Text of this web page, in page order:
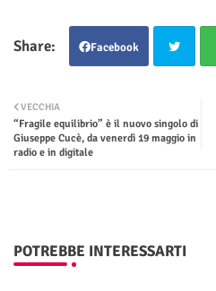
Facebook
ter
VECCHIA
“Fragile equilibrio” è il nuovo singolo di
Giuseppe Cucè, da venerdì 19 maggio in
radio e in digitale
POTREBBE INTERESSARTI